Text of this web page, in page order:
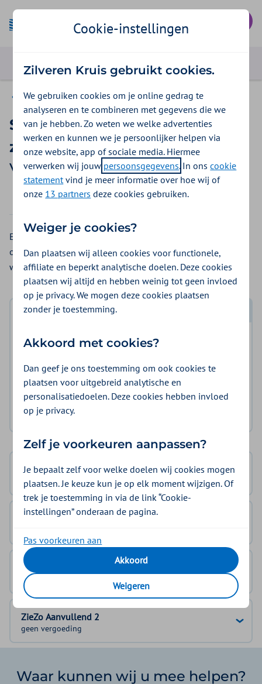
Vergoedingen ZieZo
Slimmer Zwanger
zelfhulpprogramma
Vergoeding 2026
2026
Een online coachingsprogramma voor aanstaande ouders
om hun leefstijl aan te passen. Om gezond zwanger te
worden en zwanger te zijn. Het programma duurt 26 weken.
Log in met DigiD
Log in en bekijk welke vergoeding en voorwaarden
Log in met DigiD
Geen DigiD?
Basisverzekering
geen vergoeding
ZieZo Wereld & Tandongeval
ZieZo Aanvullend 1
geen vergoeding
ZieZo Aanvullend 2
geen vergoeding
Waar kunnen wij u mee helpen?
Cookie-instellingen
Zilveren Kruis gebruikt cookies.
We gebruiken cookies om je online gedrag te
analyseren en te combineren met gegevens die we
van je hebben. Zo weten we welke advertenties
werken en kunnen we je persoonlijker helpen via
onze website, app of sociale media. Hiermee
verwerken wij jouw persoonsgegevens. In onscookie
statementvind je meer informatie over hoe wij of
onze 13 partners deze cookies gebruiken.
Weiger je cookies?
Dan plaatsen wij alleen cookies voor functionele,
affiliate en beperkt analytische doelen. Deze cookies
plaatsen wij altijd en hebben weinig tot geen invloed
op je privacy. We mogen deze cookies plaatsen
zonder je toestemming.
Akkoord met cookies?
Dan geef je ons toestemming om ook cookies te
plaatsen voor uitgebreid analytische en
personalisatiedoelen. Deze cookies hebben invloed
op je privacy.
Zelf je voorkeuren aanpassen?
Je bepaalt zelf voor welke doelen wij cookies mogen
plaatsen. Je keuze kun je op elk moment wijzigen. Of
trek je toestemming in via de link “Cookie-
instellingen” onderaan de pagina.
Pas voorkeuren aan
Akkoord
Weigeren